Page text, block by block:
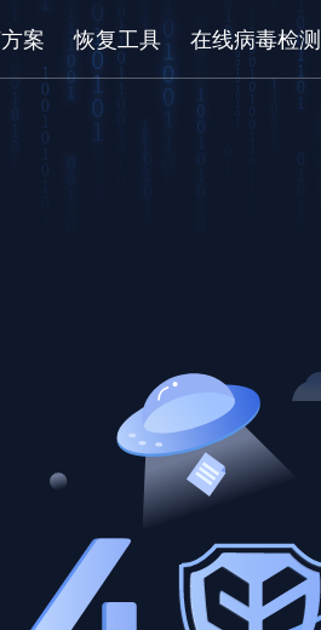
案 恢复工具 在线病毒检测